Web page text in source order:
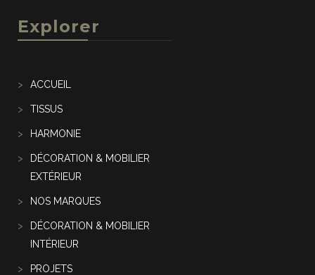
Explorer
ACCUEIL
TISSUS
HARMONIE
DÉCORATION & MOBILIER
EXTÉRIEUR
NOS MARQUES
DÉCORATION & MOBILIER
INTÉRIEUR
PROJETS